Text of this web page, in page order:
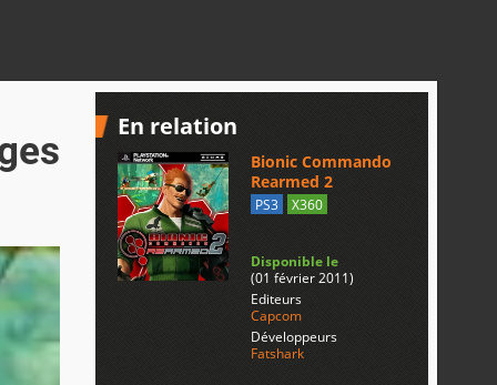
En relation
Bionic Commando
Rearmed 2
PS3 X360
Disponible le
(01 février 2011)
Editeurs
Capcom
Développeurs
Fatshark